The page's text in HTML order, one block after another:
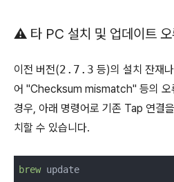
⚠️ 타 PC 설치 및 업데이트 오
이전 버전(2.7.3 등)의 설치 잔재
어 "Checksum mismatch" 등의 오
경우, 아래 명령어로 기존 Tap 연결
치할 수 있습니다.
brew update